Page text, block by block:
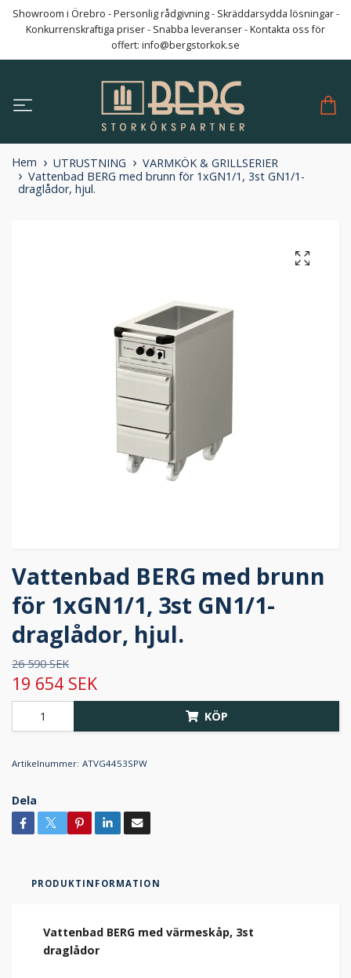
Showroom i Örebro - Personlig rådgivning - Skräddarsydda lösningar -
Konkurrenskraftiga priser - Snabba leveranser - Kontakta oss för
offert: info@bergstorkok.se
Hem UTRUSTNING
VARMKÖK & GRILLSERIER
Vattenbad BERG med brunn för 1xGN1/1, 3st GN1/1-
draglådor, hjul.
Vattenbad BERG med brunn
för 1xGN1/1, 3st GN1/1-
draglådor, hjul.
26 590 SEK
19 654 SEK
KÖP
Artikelnummer: ATVG4453SPW
Dela
PRODUKTINFORMATION
Vattenbad BERG med värmeskåp, 3st
draglådor